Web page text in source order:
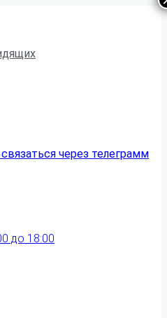
связаться через телеграмм
до 18:00